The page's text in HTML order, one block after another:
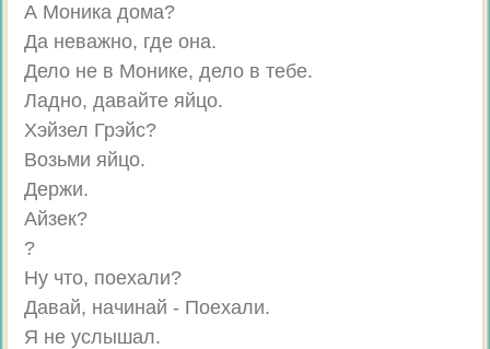
А Моника дома?
Да неважно, где она.
Дело не в Монике, дело в тебе.
Ладно, давайте яйцо.
Хэйзел Грэйс?
Возьми яйцо.
Держи.
Айзек?
?
Ну что, поехали?
Давай, начинай - Поехали.
Я не услышал.